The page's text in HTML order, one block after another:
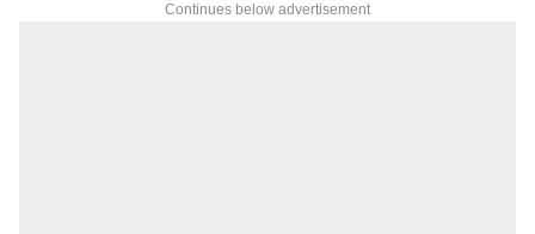
Continues below advertisement